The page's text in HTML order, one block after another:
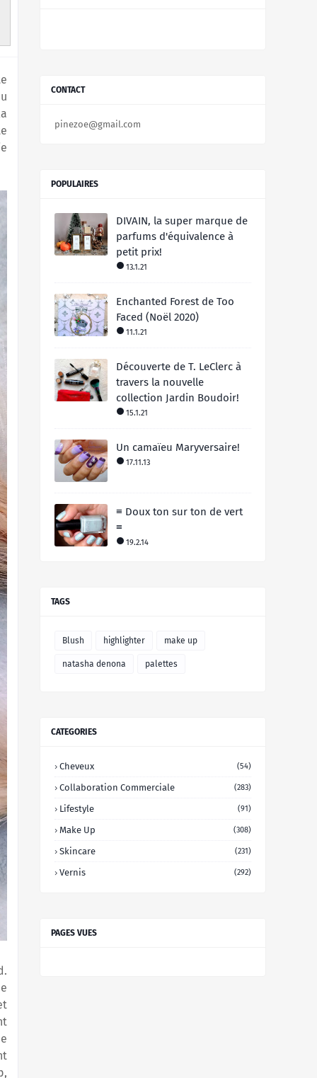
CONTACT
pinezoe@gmail.com
POPULAIRES
DIVAIN, la super marque de
parfums d'équivalence à
petit prix!
13.1.21
Enchanted Forest de Too
Faced (Noël 2020)
11.1.21
Découverte de T. LeClerc à
travers la nouvelle
collection Jardin Boudoir!
15.1.21
Un camaïeu Maryversaire!
17.11.13
≡ Doux ton sur ton de vert
≡
19.2.14
TAGS
Blush highlighter make up
natasha denona palettes
CATEGORIES
Cheveux (54)
Collaboration Commerciale (283)
Lifestyle (91)
Make Up (308)
Skincare (231)
Vernis (292)
PAGES VUES